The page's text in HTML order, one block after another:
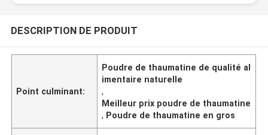
DESCRIPTION DE PRODUIT
Point culminant:
Poudre de thaumatine de qualité al
imentaire naturelle
,
Meilleur prix poudre de thaumatine
, Poudre de thaumatine en gros